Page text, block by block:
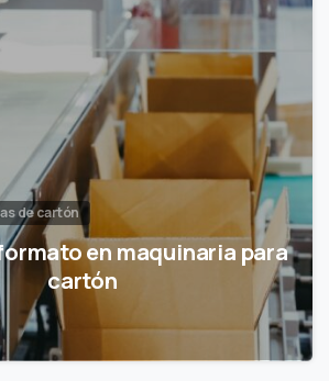
de cartón
en maquinaria para
cartón